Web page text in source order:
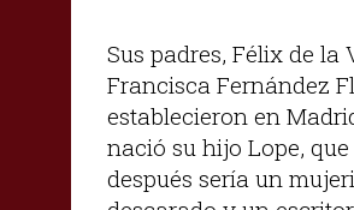
Sus padres, Félix de la
Francisca Fernández
establecieron en
nació su hijo Lope,
después sería un